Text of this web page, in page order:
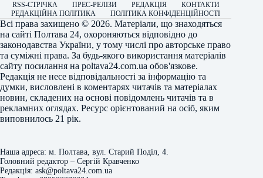
RSS-СТРІЧКА ПРЕС-РЕЛІЗИ РЕДАКЦІЯ
КОНТАКТИ
РЕДАКЦІЙНА ПОЛІТИКА
ПОЛІТИКА КОНФІДЕНЦІЙНОСТІ
Всі права захищено © 2026. Матеріали, що знаходяться
на сайті Полтава 24, охороняються відповідно до
законодавства України, у тому числі про авторське право
та суміжні права. За будь-якого використання матеріалів
сайту посилання на poltava24.com.ua обов'язкове.
Редакція не несе відповідальності за інформацію та
думки, висловлені в коментарях читачів та матеріалах
новин, складених на основі повідомлень читачів та в
рекламних оглядах. Ресурс орієнтований на осіб, яким
виповнилось 21 рік.
Наша адреса: м. Полтава, вул. Старий Поділ, 4.
Головний редактор – Сергій Кравченко
Редакція: ask@poltava24.com.ua